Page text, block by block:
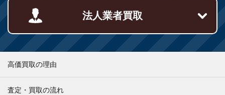
法人業者買取
高価買取の理由
査定・買取の流れ